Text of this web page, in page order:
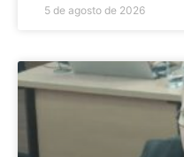
5 de agosto de 2026